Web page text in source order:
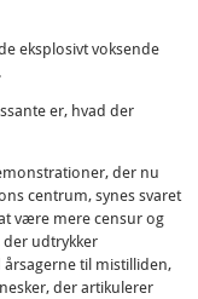
eksplosivt voksende
er, hvad der
der nu
centrum, synes svaret
være mere censur og
udtrykker
til mistilliden,
der artikulerer